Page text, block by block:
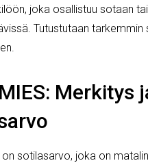
joka osallistuu sotaan
Tutustutaan tarkemmin
Merkitys
on sotilasarvo, joka on